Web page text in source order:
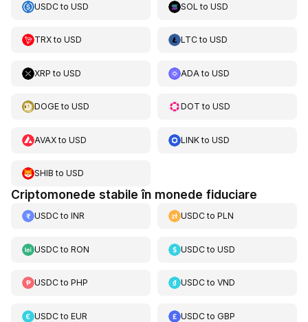
USDCto USD SOL toUSD
TRXto USD LTCtoUSD
XRP to USD ADA toUSD
DOGEto USD DOT toUSD
AVAXto USD LINKtoUSD
SHIB to USD
Criptomonede stabile în monede fiduciare
USDCto INR USDCtoPLN
USDCto RON USDCtoUSD
USDCto PHP USDCtoVND
USDCto EUR USDCtoGBP